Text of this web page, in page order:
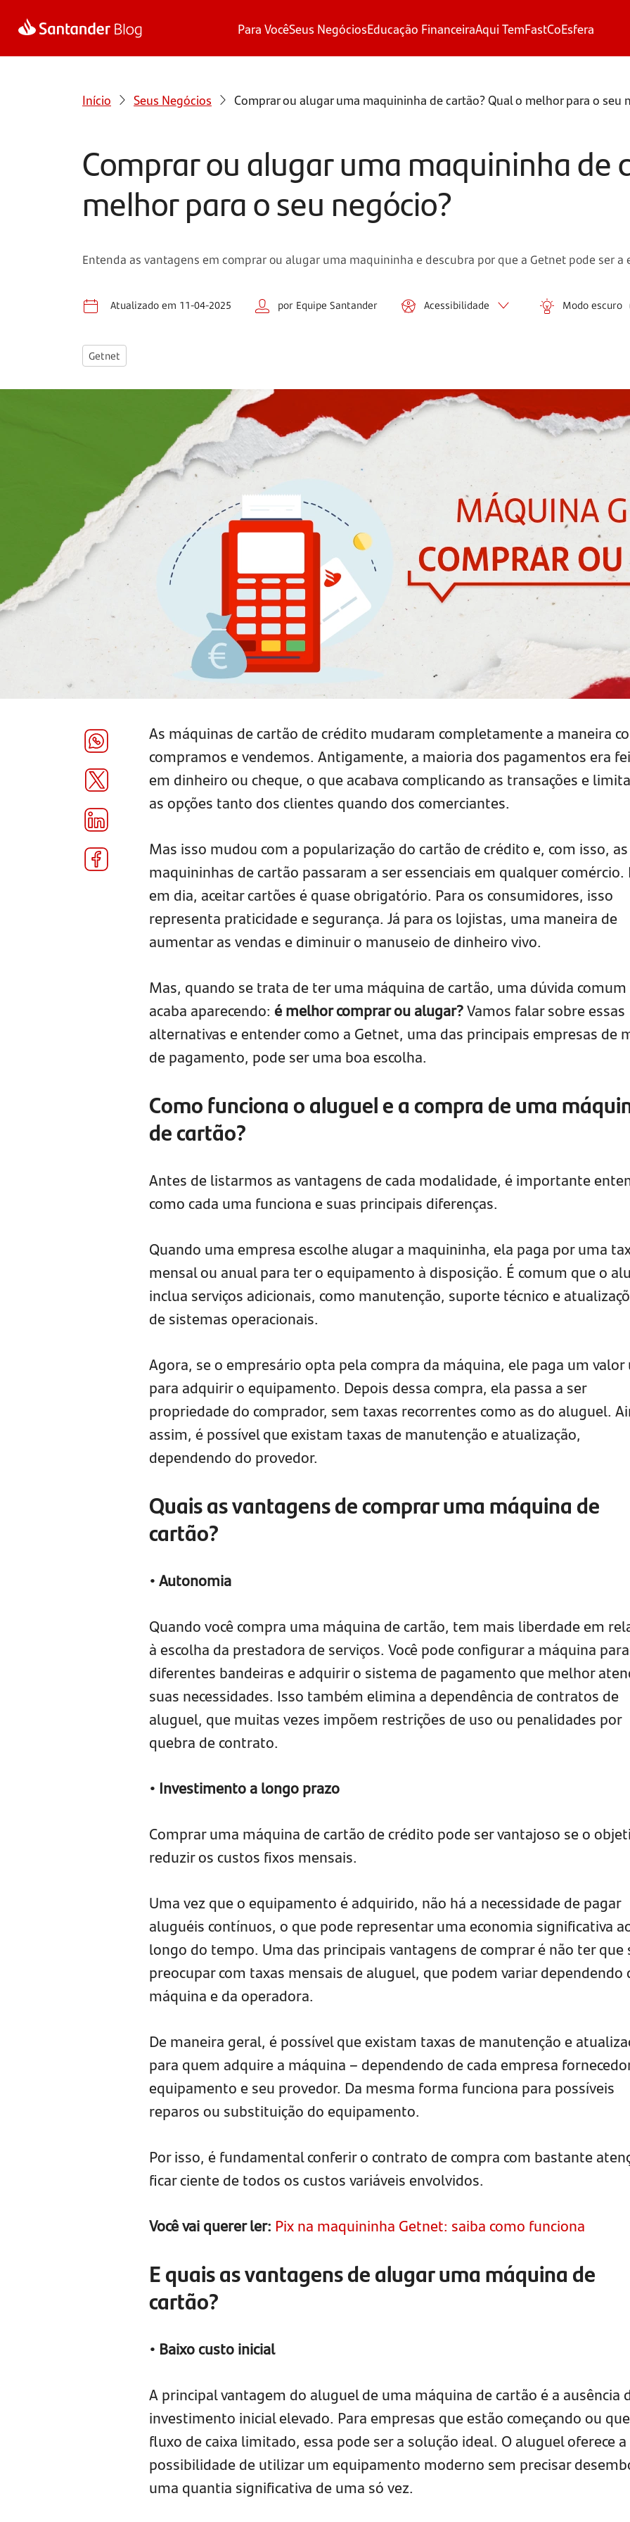
Para VocêSeus NegóciosEducação FinanceiraAqui TemFastCoEsfera
Início Seus Negócios Comprar ou alugar uma maquininha de cartão? Qual o melhor para o seu
Comprar ou alugar uma maquininha de
melhor para o seu negócio?
Entenda as vantagens em comprar ou alugar uma maquininha e descubra por que a Getnet pode ser a
Atualizado em 11-04-2025 por Equipe Santander Acessibilidade Modo escuro
Getnet
As máquinas de cartão de crédito mudaram completamente a maneira
compramos e vendemos. Antigamente, a maioria dos pagamentos era
em dinheiro ou cheque, o que acabava complicando as transações e
as opções tanto dos clientes quando dos comerciantes.
Mas isso mudou com a popularização do cartão de crédito e, com isso, as
maquininhas de cartão passaram a ser essenciais em qualquer comércio.
em dia, aceitar cartões é quase obrigatório. Para os consumidores, isso
representa praticidade e segurança. Já para os lojistas, uma maneira de
aumentar as vendas e diminuir o manuseio de dinheiro vivo.
Mas, quando se trata de ter uma máquina de cartão, uma dúvida comum
acaba aparecendo: é melhor comprar ou alugar?Vamos falar sobre essas
alternativas e entender como a Getnet, uma das principais empresas de
de pagamento, pode ser uma boa escolha.
Como funciona o aluguel e a compra de uma
de cartão?
Antes de listarmos as vantagens de cada modalidade, é importante
como cada uma funciona e suas principais diferenças.
Quando uma empresa escolhe alugar a maquininha, ela paga por uma
mensal ou anual para ter o equipamento à disposição. É comum que o
inclua serviços adicionais, como manutenção, suporte técnico e
de sistemas operacionais.
Agora, se o empresário opta pela compra da máquina, ele paga um valor
para adquirir o equipamento. Depois dessa compra, ela passa a ser
propriedade do comprador, sem taxas recorrentes como as do aluguel.
assim, é possível que existam taxas de manutenção e atualização,
dependendo do provedor.
Quais as vantagens de comprar uma máquina de
cartão?
• Autonomia
Quando você compra uma máquina de cartão, tem mais liberdade em
à escolha da prestadora de serviços. Você pode configurar a máquina para
diferentes bandeiras e adquirir o sistema de pagamento que melhor
suas necessidades. Isso também elimina a dependência de contratos de
aluguel, que muitas vezes impõem restrições de uso ou penalidades por
quebra de contrato.
• Investimento a longo prazo
Comprar uma máquina de cartão de crédito pode ser vantajoso se o
reduzir os custos fixos mensais.
Uma vez que o equipamento é adquirido, não há a necessidade de pagar
aluguéis contínuos, o que pode representar uma economia significativa
longo do tempo. Uma das principais vantagens de comprar é não ter que
preocupar com taxas mensais de aluguel, que podem variar dependendo
máquina e da operadora.
De maneira geral, é possível que existam taxas de manutenção e
para quem adquire a máquina – dependendo de cada empresa
equipamento e seu provedor. Da mesma forma funciona para possíveis
reparos ou substituição do equipamento.
Por isso, é fundamental conferir o contrato de compra com bastante
ficar ciente de todos os custos variáveis envolvidos.
Você vai querer ler: Pix na maquininha Getnet: saiba como funciona
E quais as vantagens de alugar uma máquina de
cartão?
• Baixo custo inicial
A principal vantagem do aluguel de uma máquina de cartão é a ausência
investimento inicial elevado. Para empresas que estão começando ou
fluxo de caixa limitado, essa pode ser a solução ideal. O aluguel oferece a
possibilidade de utilizar um equipamento moderno sem precisar
uma quantia significativa de uma só vez.